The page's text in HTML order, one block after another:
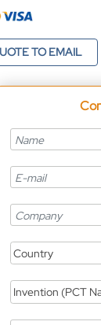
TO EMAIL
Country
Invention (PCT